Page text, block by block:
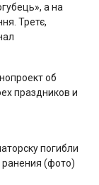
а на
Третє,
об
праздников и
погибли
(фото)